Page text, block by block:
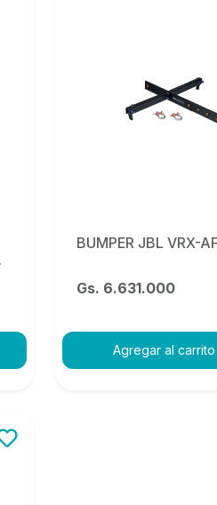
BUMPER JBL VRX-
Gs. 6.631.000
Agregar al carrito